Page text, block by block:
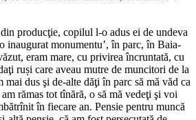
producţie, copilul l-o adus ei de undeva
inaugurat monumentu’, în parc, în Baia-
eram mare, cu privirea încruntată, cu
ruși care aveau mutre de muncitori de la
dus şi de-alte dăţi în parc să mă văd ca
rămas tot tînără, o să mă vedeţi şi voi
în fiecare an. Pensie pentru muncă